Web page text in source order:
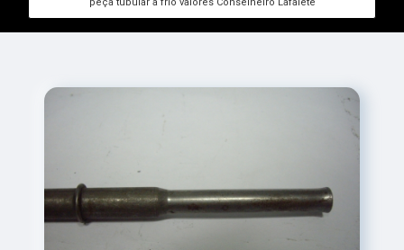
peça tubular a frio valores Conselheiro Lafaiete